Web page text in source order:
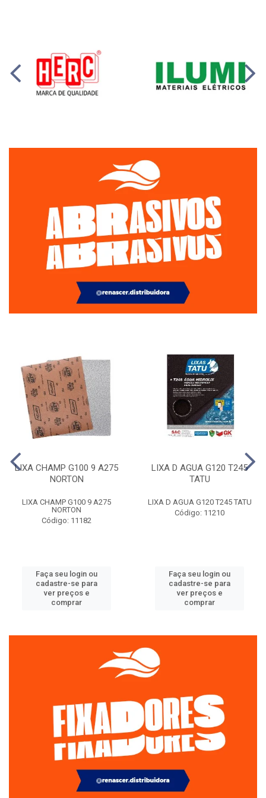
LIXA CHAMP G100 9 A275
NORTON
LIXA CHAMP G100 9 A275
NORTON
Código: 11182
Faça seu login ou
cadastre-se para
ver preços e
comprar
LIXA D AGUA G120 T245
TATU
LIXA D AGUA G120 T245 TATU
Código: 11210
Faça seu login ou
cadastre-se para
ver preços e
comprar